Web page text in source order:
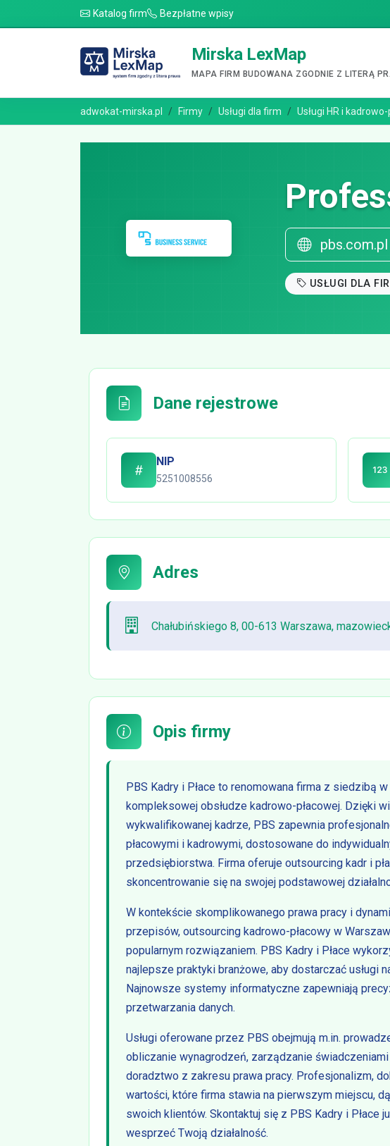
Katalog firm Bezpłatne wpisy
Mirska LexMap
MAPA FIRM BUDOWANA ZGODNIE Z LITERĄ
adwokat-mirska.pl Firmy Usługi dla firm Usługi HR i
pbs.com.pl
USŁUGI DLA
Dane rejestrowe
NIP
5251008556
Adres
Chałubińskiego 8, 00-613 Warszawa,
Opis firmy
PBS Kadry i Płace to renomowana firma z siedzibą
kompleksowej obsłudze kadrowo-płacowej. Dzięki
wykwalifikowanej kadrze, PBS zapewnia
płacowymi i kadrowymi, dostosowane do
przedsiębiorstwa. Firma oferuje outsourcing kadr i
skoncentrowanie się na swojej podstawowej
W kontekście skomplikowanego prawa pracy i
przepisów, outsourcing kadrowo-płacowy w
popularnym rozwiązaniem. PBS Kadry i Płace
najlepsze praktyki branżowe, aby dostarczać usługi
Najnowsze systemy informatyczne zapewniają
przetwarzania danych.
Usługi oferowane przez PBS obejmują m.in.
obliczanie wynagrodzeń, zarządzanie
doradztwo z zakresu prawa pracy. Profesjonalizm,
wartości, które firma stawia na pierwszym miejscu,
swoich klientów. Skontaktuj się z PBS Kadry i Płace
wesprzeć Twoją działalność.